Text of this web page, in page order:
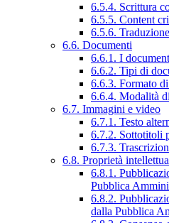
6.5.4. Scrittura
6.5.5. Content
6.5.6.
6.6. Documenti
6.6.1. I
6.6.2. Tipi di
6.6.3. Formato
6.6.4. Modalità
6.7. Immagini e video
6.7.1. Testo
6.7.2. Sottotitoli
6.7.3.
6.8. Proprietà
6.8.1.
Pubblica
6.8.2.
dalla Pubblica